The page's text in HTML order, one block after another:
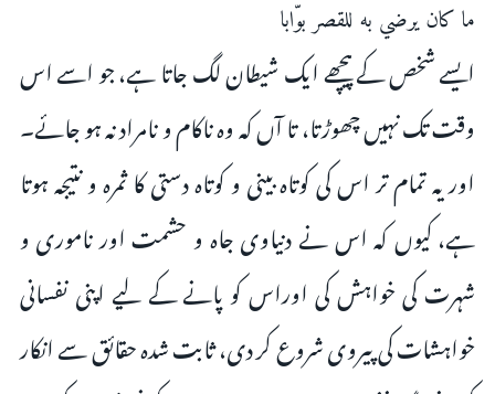
ما كان يرضي به للقصر بوّابا
ایسے شخص کے پیچھے ایک شیطان لگ جاتا ہے، جو اسے اس
وقت تک نہیں چھوڑتا، تا آں کہ وہ ناکام و نامراد نہ ہو جائے۔
اور یہ تمام تر اس کی کوتاہ بینی و کوتاہ دستی کا ثمرہ و نتیجہ ہوتا
ہے، کیوں کہ اس نے دنیاوی جاہ و حشمت اور ناموری و
شہرت کی خواہش کی اوراس کو پانے کے لیے اپنی نفسانی
خواہشات کی پیروی شروع کر دی، ثابت شدہ حقائق سے انکار